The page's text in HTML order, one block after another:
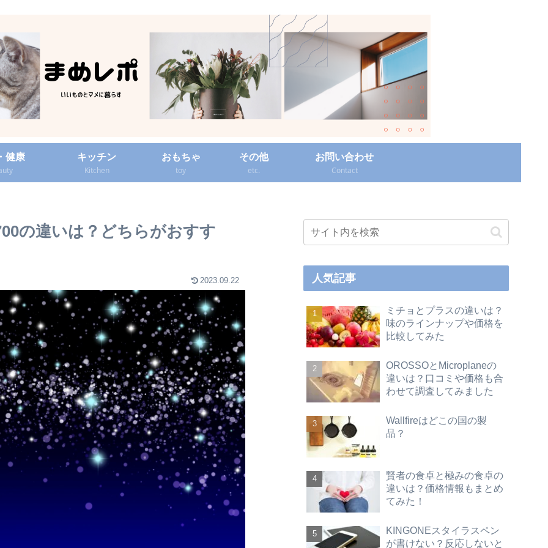
健康
キッチン
Kitchen
おもちゃ
toy
その他
etc.
お問い合わせ
Contact‎
の違いは？どちらがおすす
2023.09.22 人気記事
ミチョとプラスの違いは？
味のラインナップや価格を
比較してみた
OROSSOとMicroplaneの
違いは？口コミや価格も合
わせて調査してみました
Wallfireはどこの国の製
品？
賢者の食卓と極みの食卓の
違いは？価格情報もまとめ
てみた！
KINGONEスタイラスペン
が書けない？反応しないと